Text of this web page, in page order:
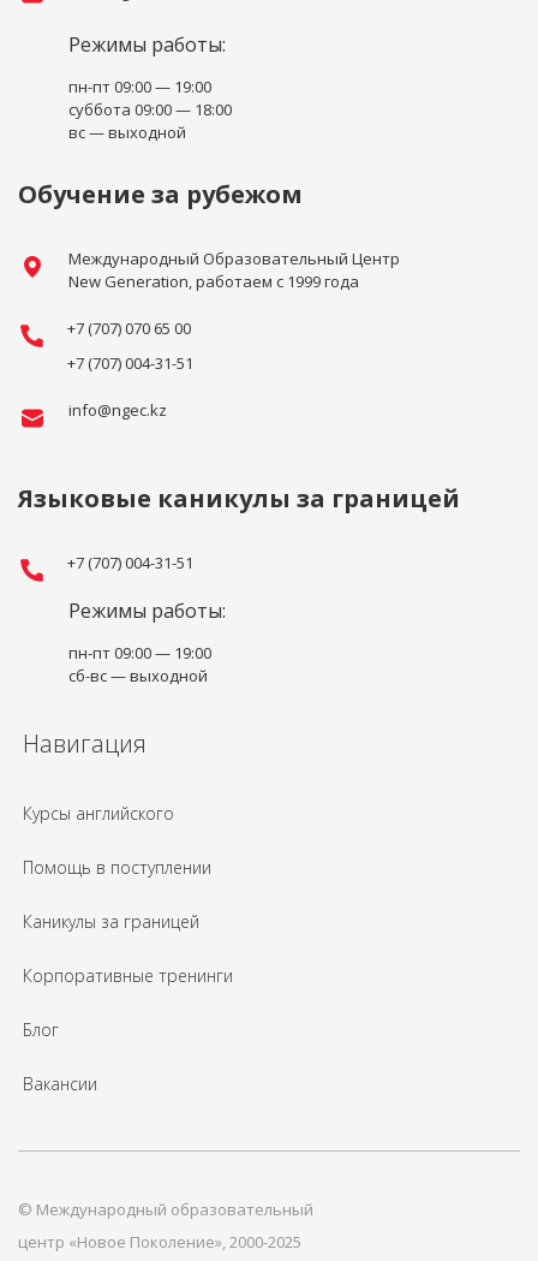
Режимы работы:
пн-пт 09:00 — 19:00
суббота 09:00 — 18:00
вс — выходной
Обучение за рубежом
Международный Образовательный Центр
New Generation, работаем с 1999 года
+7 (707) 070 65 00
+7 (707) 004-31-51
info@ngec.kz
Языковые каникулы за границей
+7 (707) 004-31-51
Режимы работы:
пн-пт 09:00 — 19:00
сб-вс — выходной
Навигация
Курсы английского
Помощь в поступлении
Каникулы за границей
Корпоративные тренинги
Блог
Вакансии
© Международный образовательный
центр «Новое Поколение», 2000-2025